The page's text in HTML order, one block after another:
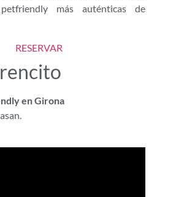
más auténticas de
RESERVAR
en Girona